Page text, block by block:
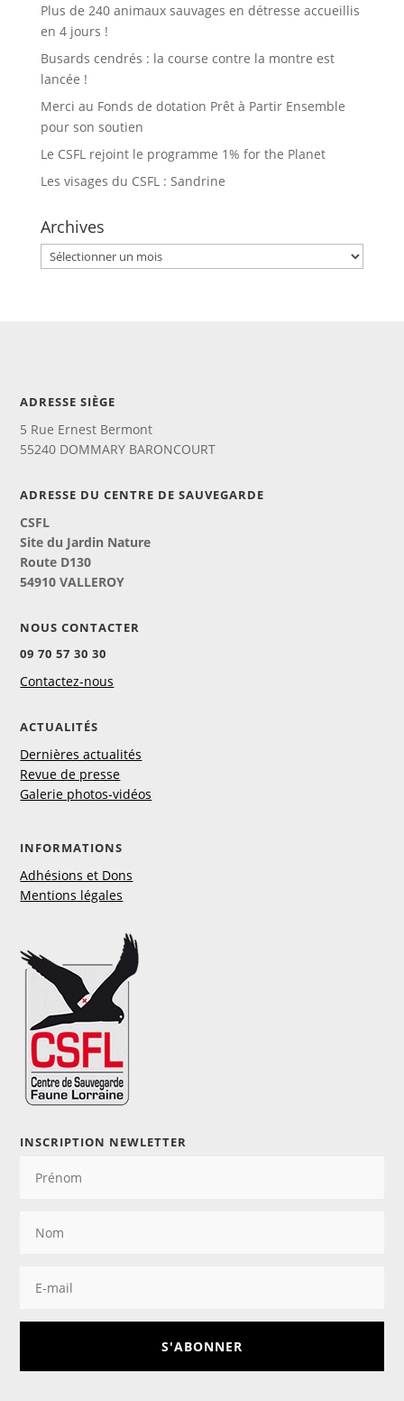
Plus de 240 animaux sauvages en détresse accueillis
en 4 jours !
Busards cendrés : la course contre la montre est
lancée !
Merci au Fonds de dotation Prêt à Partir Ensemble
pour son soutien
Le CSFL rejoint le programme 1% for the Planet
Les visages du CSFL : Sandrine
Archives
Archives
ADRESSE SIÈGE
5 Rue Ernest Bermont
55240 DOMMARY BARONCOURT
ADRESSE DU CENTRE DE SAUVEGARDE
CSFL
Site du Jardin Nature
Route D130
54910 VALLEROY
NOUS CONTACTER
09 70 57 30 30
Contactez-nous
ACTUALITÉS
Dernières actualités
Revue de presse
Galerie photos-vidéos
INFORMATIONS
Adhésions et Dons
Mentions légales
INSCRIPTION NEWLETTER
S'ABONNER